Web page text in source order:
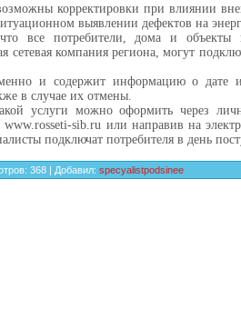
корректировки при влиянии
выявлении дефектов на
все потребители, дома и объекты
сетевая компания региона, могут
и содержит информацию о дате
в случае их отмены.
услуги можно оформить через
sib.ru или направив на
подключат потребителя в день
: 368 | Добавил: specyalistpodsinee